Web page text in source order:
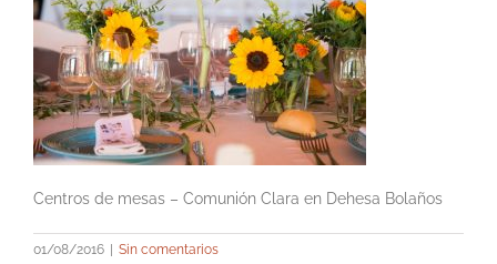
Centros de mesas – Comunión Clara en Dehesa Bolaños
01/08/2016 Sin comentarios